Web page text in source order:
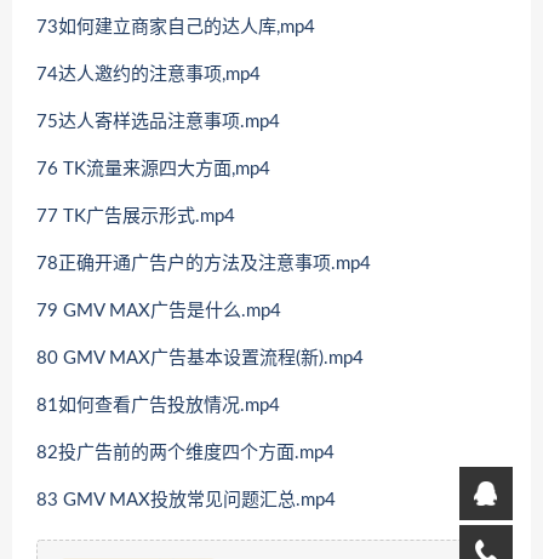
73如何建立商家自己的达人库,mp4
74达人邀约的注意事项,mp4
75达人寄样选品注意事项.mp4
76 TK流量来源四大方面,mp4
77 TK广告展示形式.mp4
78正确开通广告户的方法及注意事项.mp4
79 GMV MAX广告是什么.mp4
80 GMV MAX广告基本设置流程(新).mp4
81如何查看广告投放情况.mp4
82投广告前的两个维度四个方面.mp4
83 GMV MAX投放常见问题汇总.mp4